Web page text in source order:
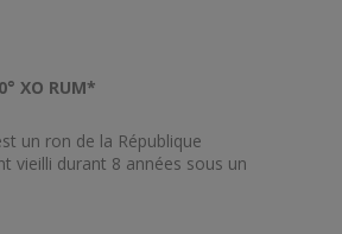
XO RUM*
un ron de la République
vieilli durant 8 années sous un
contenu du Bourbon.